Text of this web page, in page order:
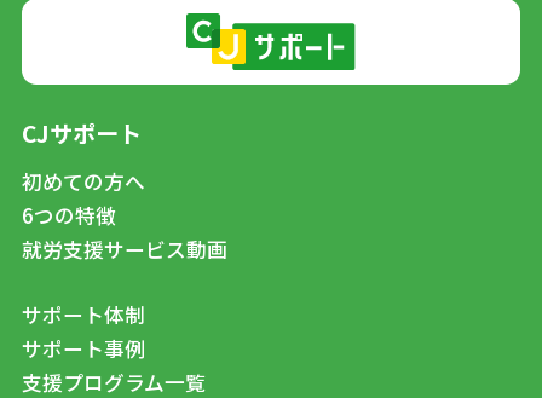
CJサポート
初めての方へ
6つの特徴
就労支援サービス動画
サポート体制
サポート事例
支援プログラム一覧